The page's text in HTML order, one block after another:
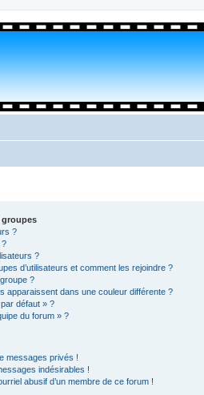
groupes
?
?
?
d’utilisateurs et comment les rejoindre ?
?
apparaissent dans une couleur différente ?
défaut » ?
du forum » ?
messages privés !
indésirables !
abusif d’un membre de ce forum !